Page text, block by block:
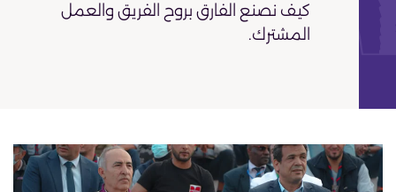
كيف نصنع الفارق بروح الفريق والعمل
المشترك.